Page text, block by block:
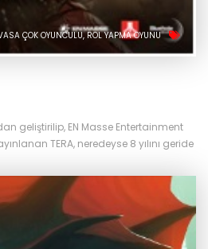
ÇOK OYUNCULU ROL YAPMA OYUNU
geliştirilip, EN Masse Entertainment
TERA, neredeyse 8 yılını geride
sırasıyla göz atalım. Dinamik
ayıran en önemli noktası
TERA’nın kendine has dövüş